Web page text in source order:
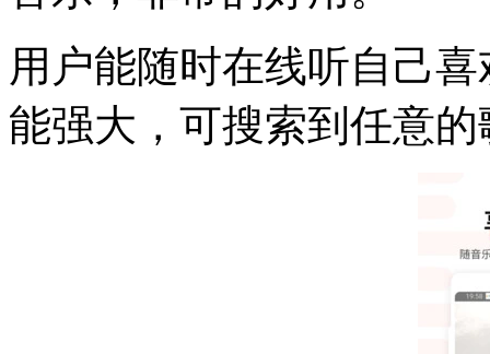
用户能随时在线听自己
能强大，可搜索到任意的